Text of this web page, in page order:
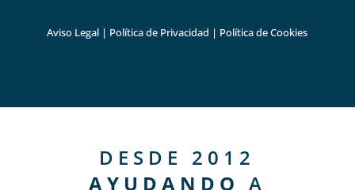
Aviso Legal | Política de Privacidad | Política de Cookies
DESDE 2012
AYUDANDO A